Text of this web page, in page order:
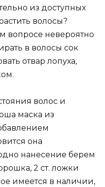
из доступных
волосы?
вопросе невероятно
в волосы сок
отвар лопуха,
волос и
маска из
она
нанесение берем
2 ст. ложки
имеется в наличии,